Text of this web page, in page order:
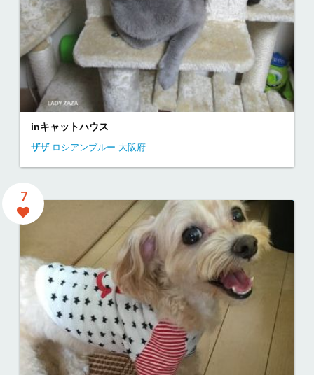
inキャットハウス
ザザ ロシアンブルー 大阪府
7